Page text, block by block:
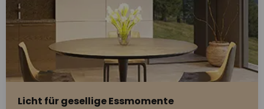
Licht für gesellige Essmomente